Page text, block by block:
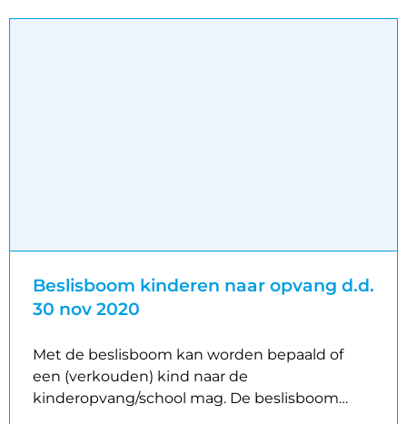
Beslisboom kinderen naar opvang d.d.
30 nov 2020
Met de beslisboom kan worden bepaald of
een (verkouden) kind naar de
kinderopvang/school mag. De beslisboom…